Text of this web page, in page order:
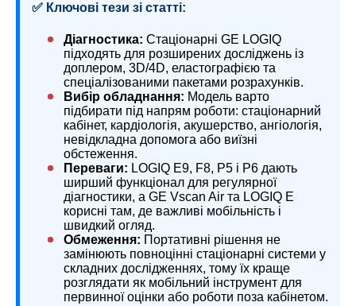
✅ Ключові тези зі статті:
Діагностика: Стаціонарні GE LOGIQ
підходять для розширених досліджень із
доплером, 3D/4D, еластографією та
спеціалізованими пакетами розрахунків.
Вибір обладнання: Модель варто
підбирати під напрям роботи: стаціонарний
кабінет, кардіологія, акушерство, ангіологія,
невідкладна допомога або виїзні
обстеження.
Переваги: LOGIQ E9, F8, P5 і P6 дають
ширший функціонал для регулярної
діагностики, а GE Vscan Air та LOGIQ E
корисні там, де важливі мобільність і
швидкий огляд.
Обмеження: Портативні рішення не
замінюють повноцінні стаціонарні системи у
складних дослідженнях, тому їх краще
розглядати як мобільний інструмент для
первинної оцінки або роботи поза кабінетом.